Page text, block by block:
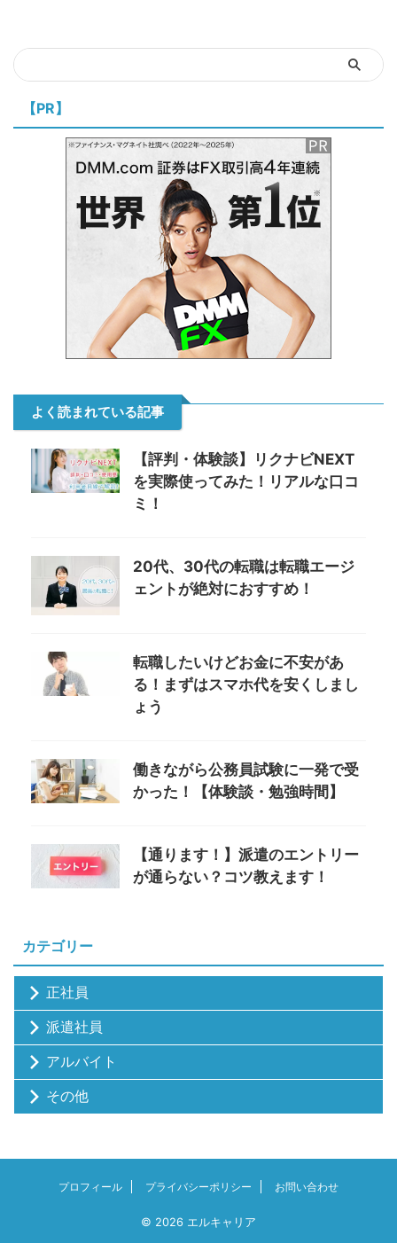
【PR】
よく読まれている記事
【評判・体験談】リクナビNEXT
を実際使ってみた！リアルな口コ
ミ！
20代、30代の転職は転職エージ
ェントが絶対におすすめ！
転職したいけどお金に不安があ
る！まずはスマホ代を安くしまし
ょう
働きながら公務員試験に一発で受
かった！【体験談・勉強時間】
【通ります！】派遣のエントリー
が通らない？コツ教えます！
カテゴリー
正社員
派遣社員
アルバイト
その他
プロフィール プライバシーポリシー お問い合わせ
© 2026 エルキャリア